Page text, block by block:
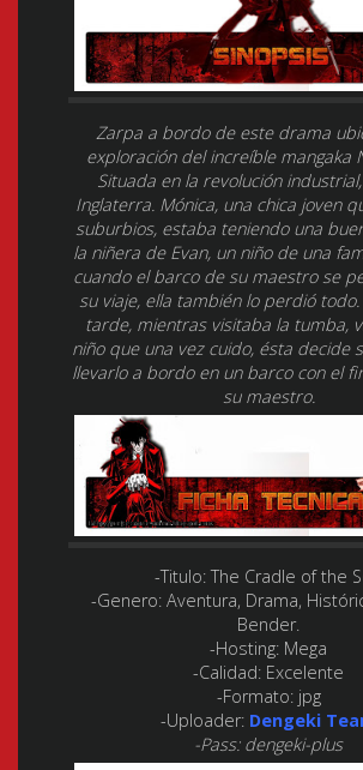
Zarpa a bordo de este drama
exploración del increíble mangaka
Situada en la revolución
Inglaterra. Mónica, una chica joven
suburbios, estaba teniendo una
la niñera de Evan, un niño de una
cuando el barco de su maestro se
su viaje, ella también lo perdió
tarde, mientras visitaba la tumba,
niño que una vez cuido, ésta decide
llevarlo a bordo en un barco con el
su maestro.
-Titulo:The Cradle of the
-Genero:Aventura, Drama,
Bender.
-Hosting: Mega
-Calidad: Excelente
-Formato:jpg
-Uploader: Dengeki
-Pass: dengeki-plus